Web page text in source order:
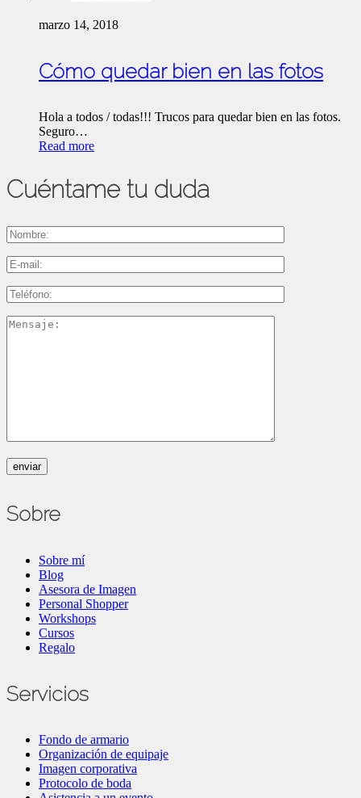
marzo 14, 2018
Cómo quedar bien en las fotos
Hola a todos / todas!!! Trucos para quedar bien en las fotos.
Seguro…
Read more
Cuéntame tu duda
Sobre
Sobre mí
Blog
Asesora de Imagen
Personal Shopper
Workshops
Cursos
Regalo
Servicios
Fondo de armario
Organización de equipaje
Imagen corporativa
Protocolo de boda